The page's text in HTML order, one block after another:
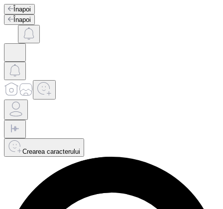
Înapoi
Înapoi
Crearea caracterului